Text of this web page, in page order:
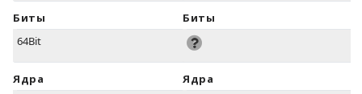
Биты
64Bit
Ядра
Биты
Ядра